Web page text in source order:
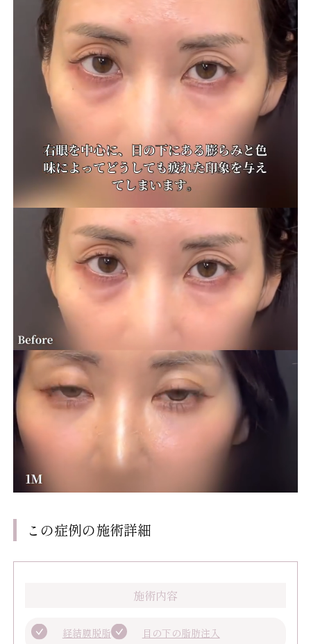
この症例の施術詳細
施術内容
経結膜脱脂 目の下の脂肪注入